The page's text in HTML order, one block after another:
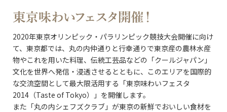
2020年東京オリンピック・パラリンピック競技大会開催に向け
て、東京都では、丸の内仲通りと行幸通りで東京産の農林水産
物やこれを用いた料理、伝統工芸品などの「クールジャパン」
文化を世界へ発信・浸透させるとともに、このエリアを国際的
な交流空間として最大限活用する「東京味わいフェスタ
2014（Taste of Tokyo）」を開催します。
また「丸の内シェフズクラブ」が東京の新鮮でおいしい食材を